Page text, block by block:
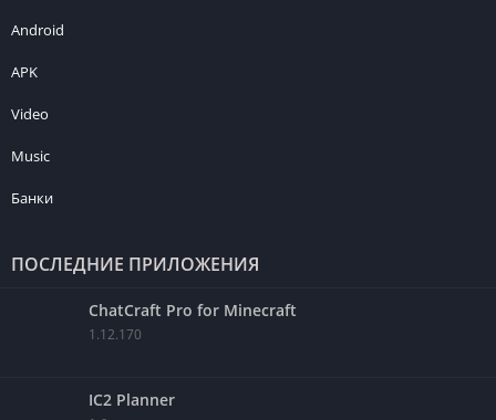
Android
APK
Video
Music
Банки
ПОСЛЕДНИЕ ПРИЛОЖЕНИЯ
ChatCraft Pro for Minecraft
1.12.170
IC2 Planner